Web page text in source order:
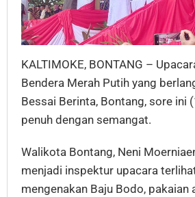
KALTIMOKE, BONTANG –
Bendera Merah Putih yang
Bessai Berinta, Bontang, sore ini
penuh dengan semangat.
Walikota Bontang, Neni
menjadi inspektur upacara
mengenakan Baju Bodo, pakaian